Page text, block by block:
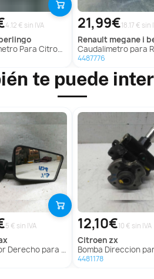
4.12 € sin IVA
Para Citroen Berlingo
21,99€18.17 € sin
renault megane i berlina
Caudalimetro para Renault Megane I Berlina
4487776
te puede
5 € sin IVA
para Citroën Ax
12,10€10 € sin IVA
citroen zx
Bomba Direccion para
4481178